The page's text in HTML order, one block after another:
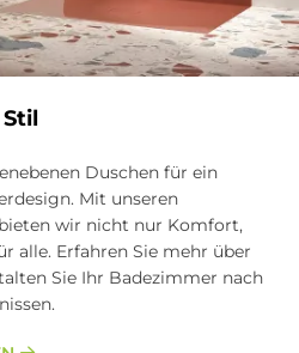
Duschen für ein
Mit unseren
wir nicht nur Komfort,
alle. Erfahren Sie mehr über
Sie Ihr Badezimmer nach